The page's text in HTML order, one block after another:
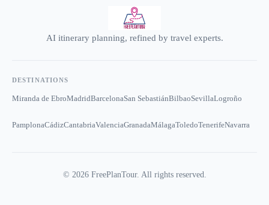
AI itinerary planning, refined by travel experts.
DESTINATIONS
Miranda de EbroMadridBarcelonaSan SebastiánBilbaoSevillaLogroño
PamplonaCádizCantabriaValenciaGranadaMálagaToledoTenerifeNavarra
© 2026FreePlanTour. All rights reserved.